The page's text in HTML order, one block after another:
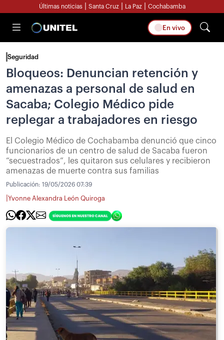
Últimas noticias Santa Cruz La Paz Cochabamba
En vivo
Seguridad
Bloqueos: Denuncian retención y
amenazas a personal de salud en
Sacaba; Colegio Médico pide
replegar a trabajadores en riesgo
El Colegio Médico de Cochabamba denunció que cinco
funcionarios de un centro de salud de Sacaba fueron
“secuestrados”, les quitaron sus celulares y recibieron
amenazas de muerte contra sus familias
Publicación: 19/05/2026 07:39
Yvonne Alexandra León Quiroga